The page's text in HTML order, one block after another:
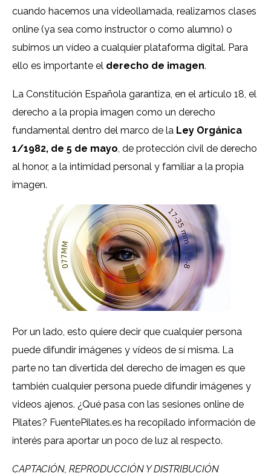
cuando hacemos una videollamada, realizamos clases
online (ya sea como instructor o como alumno) o
subimos un vídeo a cualquier plataforma digital. Para
ello es importante el derecho de imagen.
La Constitución Española garantiza, en el artículo 18, el
derecho a la propia imagen como un derecho
fundamental dentro del marco de la Ley Orgánica
1/1982, de 5 de mayo, de protección civil de derecho
al honor, a la intimidad personal y familiar a la propia
imagen.
Por un lado, esto quiere decir que cualquier persona
puede difundir imágenes y vídeos de sí misma. La
parte no tan divertida del derecho de imagen es que
también cualquier persona puede difundir imágenes y
videos ajenos. ¿Qué pasa con las sesiones online de
Pilates? FuentePilates.es ha recopilado información de
interés para aportar un poco de luz al respecto.
CAPTACIÓN, REPRODUCCIÓN Y DISTRIBUCIÓN